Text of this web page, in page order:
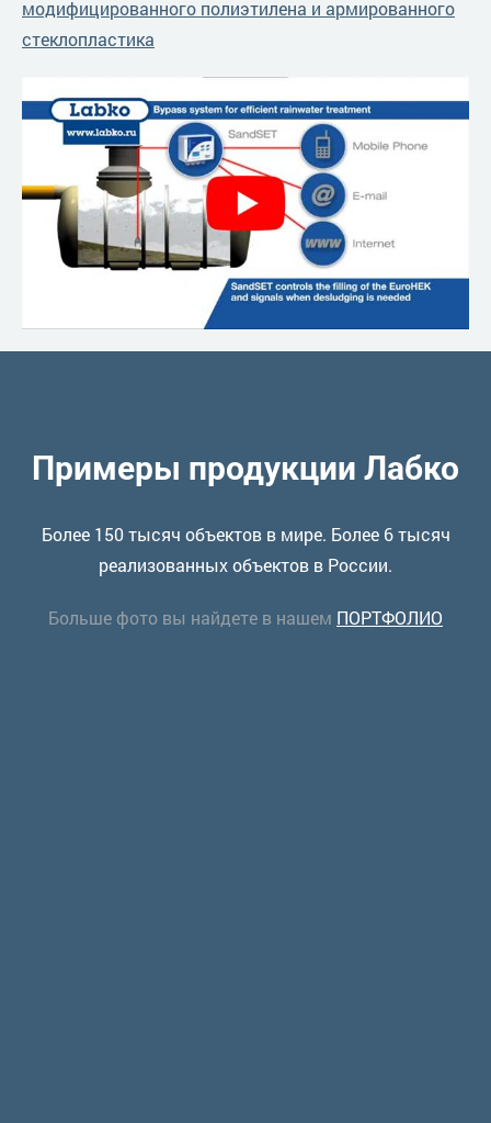
модифицированного полиэтилена и армированного
стеклопластика
Примеры продукции Лабко
Более 150 тысяч объектов в мире. Более 6 тысяч
реализованных объектов в России.
Больше фото вы найдете в нашем ПОРТФОЛИО